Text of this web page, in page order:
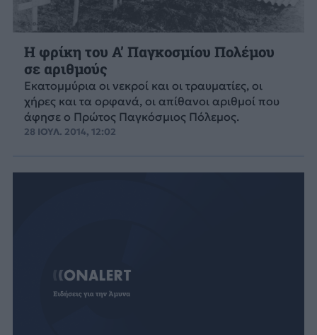
Η φρίκη του Α’ Παγκοσμίου Πολέμου
σε αριθμούς
Εκατομμύρια οι νεκροί και οι τραυματίες, οι
χήρες και τα ορφανά, οι απίθανοι αριθμοί που
άφησε ο Πρώτος Παγκόσμιος Πόλεμος.
28 ΙΟΥΛ. 2014, 12:02